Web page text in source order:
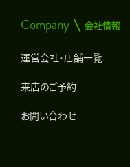
Company 会社情報
運営会社・店舗一覧
来店のご予約
お問い合わせ